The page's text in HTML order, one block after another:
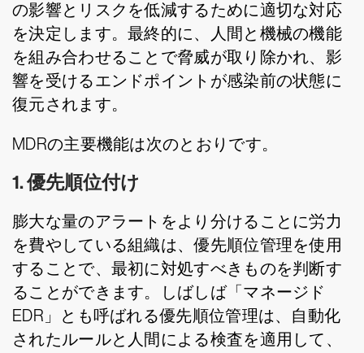
の影響とリスクを低減するために適切な対応
を決定します。最終的に、人間と機械の機能
を組み合わせることで脅威が取り除かれ、影
響を受けるエンドポイントが感染前の状態に
復元されます。
MDRの主要機能は次のとおりです。
1. 優先順位付け
膨大な量のアラートをより分けることに労力
を費やしている組織は、優先順位管理を使用
することで、最初に対処すべきものを判断す
ることができます。しばしば「マネージド
EDR」とも呼ばれる優先順位管理は、自動化
されたルールと人間による検査を適用して、